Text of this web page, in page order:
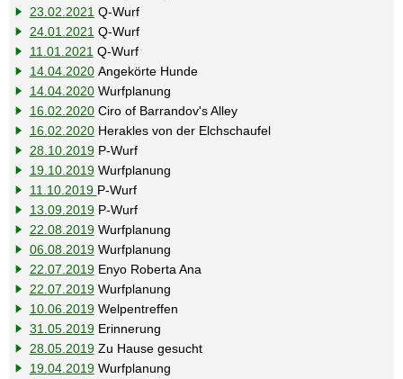
23.02.2021 Q-Wurf
24.01.2021 Q-Wurf
11.01.2021 Q-Wurf
14.04.2020Angekörte Hunde
14.04.2020Wurfplanung
16.02.2020Ciro of Barrandov's Alley
16.02.2020Herakles von der Elchschaufel
28.10.2019P-Wurf
19.10.2019Wurfplanung
11.10.2019 P-Wurf
13.09.2019P-Wurf
22.08.2019Wurfplanung
06.08.2019Wurfplanung
22.07.2019Enyo Roberta Ana
22.07.2019Wurfplanung
10.06.2019Welpentreffen
31.05.2019Erinnerung
28.05.2019Zu Hause gesucht
19.04.2019Wurfplanung